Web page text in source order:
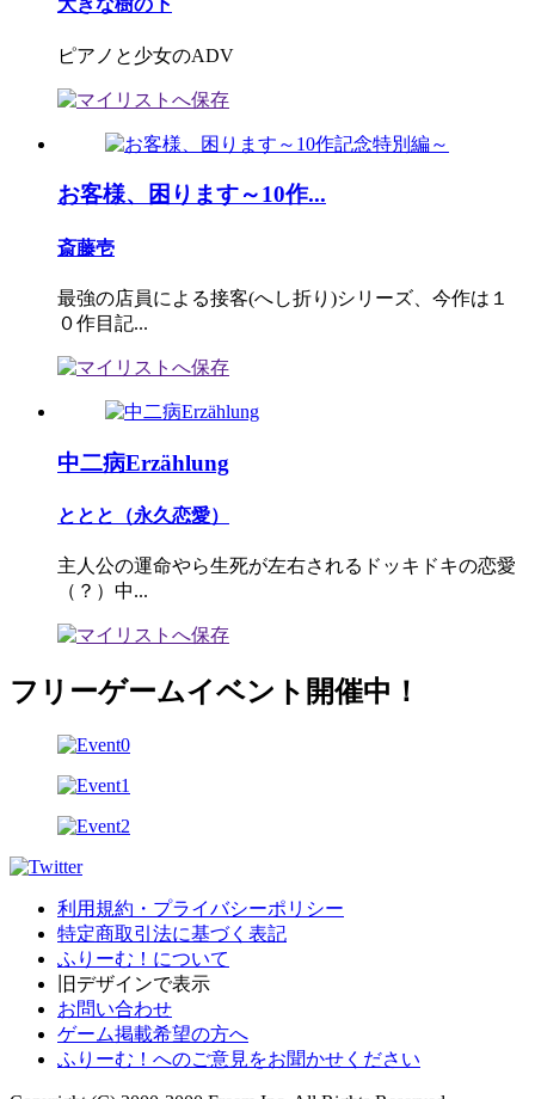
大きな樹の下
ピアノと少女のADV
お客様、困ります～10作...
斎藤壱
最強の店員による接客(へし折り)シリーズ、今作は１
０作目記...
中二病Erzählung
ととと（永久恋愛）
主人公の運命やら生死が左右されるドッキドキの恋愛
（？）中...
フリーゲームイベント開催中！
利用規約・プライバシーポリシー
特定商取引法に基づく表記
ふりーむ！について
旧デザインで表示
お問い合わせ
ゲーム掲載希望の方へ
ふりーむ！へのご意見をお聞かせください